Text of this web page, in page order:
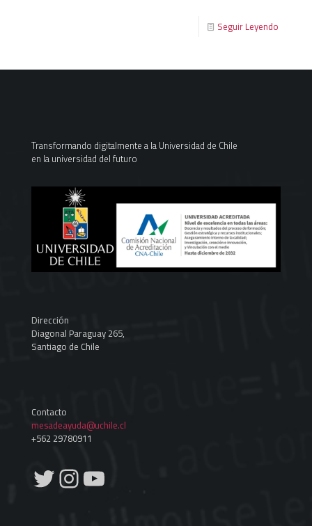
Seguir Leyendo
Transformando digitalmente a la Universidad de Chile
en la universidad del futuro
Dirección
Diagonal Paraguay 265,
Santiago de Chile
Contacto
mesadeayuda@uchile.cl
+562 29780911
Twitter
Instagram
YouTube